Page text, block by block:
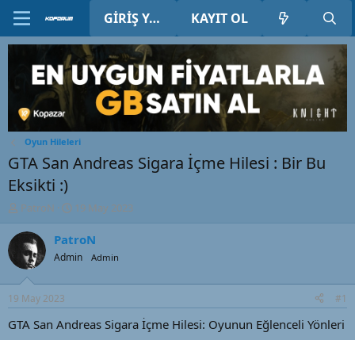
GIRIŞ YAP KAYIT OL
Oyun Hileleri
GTA San Andreas Sigara İçme Hilesi : Bir Bu
Eksikti :)
K
o
n
u
y
u
B
a
ş
PatroN
B
a
ş
l
a
ı
ç
19 May 2023
PatroN
Admin Admin
19 May 2023 #1
GTA San Andreas Sigara İçme Hilesi: Oyunun Eğlenceli Yönleri